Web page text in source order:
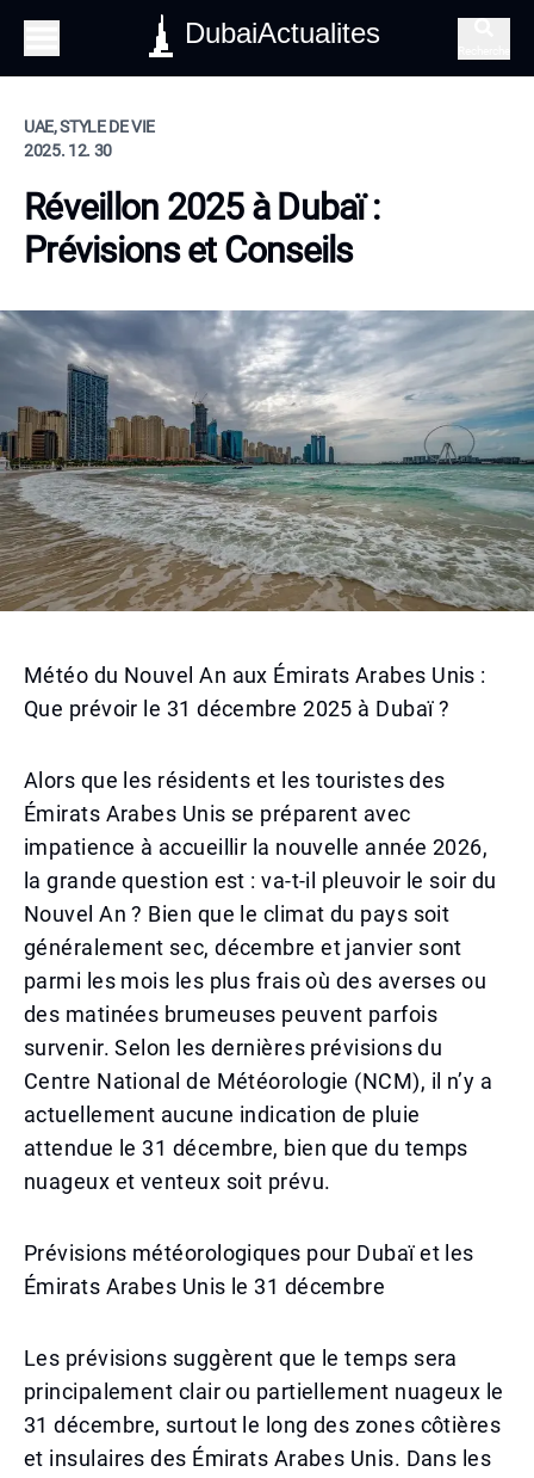
DubaiActualites
UAE, STYLE DE VIE
2025. 12. 30
Réveillon 2025 à Dubaï :
Prévisions et Conseils
Météo du Nouvel An aux Émirats Arabes Unis :
Que prévoir le 31 décembre 2025 à Dubaï ?
Alors que les résidents et les touristes des
Émirats Arabes Unis se préparent avec
impatience à accueillir la nouvelle année 2026,
la grande question est : va-t-il pleuvoir le soir du
Nouvel An ? Bien que le climat du pays soit
généralement sec, décembre et janvier sont
parmi les mois les plus frais où des averses ou
des matinées brumeuses peuvent parfois
survenir. Selon les dernières prévisions du
Centre National de Météorologie (NCM), il n’y a
actuellement aucune indication de pluie
attendue le 31 décembre, bien que du temps
nuageux et venteux soit prévu.
Prévisions météorologiques pour Dubaï et les
Émirats Arabes Unis le 31 décembre
Les prévisions suggèrent que le temps sera
principalement clair ou partiellement nuageux le
31 décembre, surtout le long des zones côtières
et insulaires des Émirats Arabes Unis. Dans les